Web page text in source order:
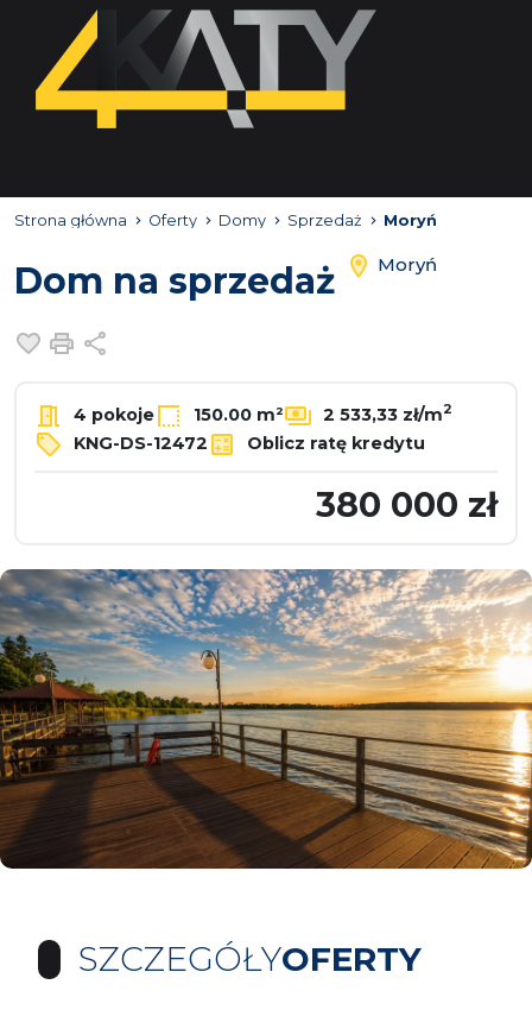
Strona główna Oferty Domy Sprzedaż Moryń
Dom na sprzedaż Moryń
Dodaj do ulubionych
Drukuj
4 pokoje 150.00 m² 2 533,33 zł/m2
KNG-DS-12472 Oblicz ratę kredytu
380 000 zł
SZCZEGÓŁYOFERTY